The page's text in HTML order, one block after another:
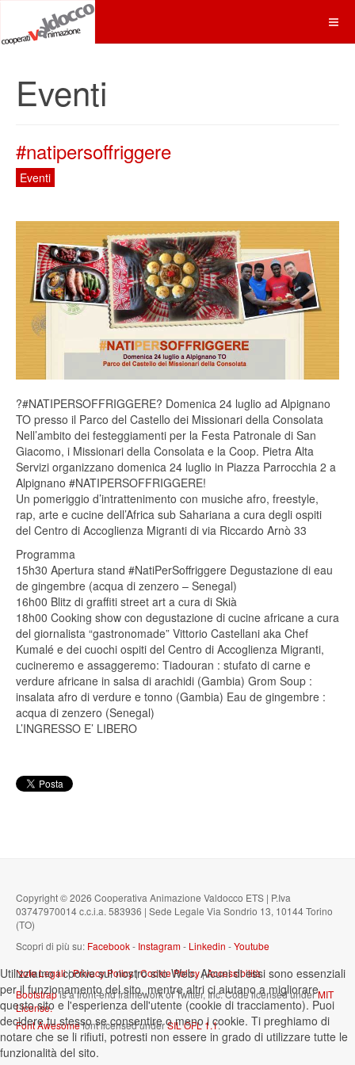
Eventi
#natipersoffriggere
Eventi
?#‎NATIPERSOFFRIGGERE? Domenica 24 luglio ad Alpignano
TO presso il Parco del Castello dei Missionari della Consolata
Nell’ambito dei festeggiamenti per la Festa Patronale di San
Giacomo, i Missionari della Consolata e la Coop. Pietra Alta
Servizi organizzano domenica 24 luglio in Piazza Parrocchia 2 a
Alpignano #NATIPERSOFFRIGGERE!
Un pomeriggio d’intrattenimento con musiche afro, freestyle,
rap, arte e cucine dell’Africa sub Sahariana a cura degli ospiti
del Centro di Accoglienza Migranti di via Riccardo Arnò 33
Programma
15h30 Apertura stand #NatiPerSoffriggere Degustazione di eau
de gingembre (acqua di zenzero – Senegal)
16h00 Blitz di graffiti street art a cura di Skià
18h00 Cooking show con degustazione di cucine africane a cura
del giornalista “gastronomade” Vittorio Castellani aka Chef
Kumalé e dei cuochi ospiti del Centro di Accoglienza Migranti,
cucineremo e assaggeremo: Tiadouran : stufato di carne e
verdure africane in salsa di arachidi (Gambia) Grom Soup :
insalata afro di verdure e tonno (Gambia) Eau de gingembre :
acqua di zenzero (Senegal)
L’INGRESSO E’ LIBERO
Copyright © 2026 Cooperativa Animazione Valdocco ETS | P.Iva
03747970014 c.c.i.a. 583936 | Sede Legale Via Sondrio 13, 10144 Torino
(TO)
Scopri di più su: Facebook- Instagram- Linkedin -Youtube
Note Legali|Privacy Policy|Cookie Policy|Accessibilità
Bootstrapis a front-end framework of Twitter, Inc. Code licensed underMIT
License.
Font Awesomefont licensed underSIL OFL 1.1.
Utilizziamo i cookie sul nostro sito Web. Alcuni di essi sono essenziali
per il funzionamento del sito, mentre altri ci aiutano a migliorare
questo sito e l'esperienza dell'utente (cookie di tracciamento). Puoi
decidere tu stesso se consentire o meno i cookie. Ti preghiamo di
notare che se li rifiuti, potresti non essere in grado di utilizzare tutte le
funzionalità del sito.